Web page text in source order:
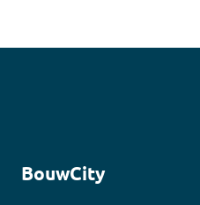
BouwCity